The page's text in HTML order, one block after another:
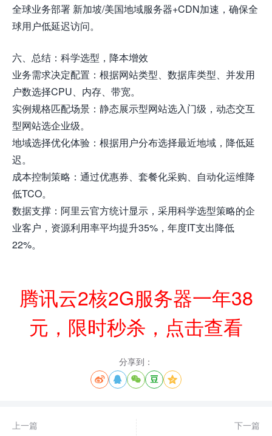
全球业务部署 新加坡/美国地域服务器+CDN加速，确保全
球用户低延迟访问。
六、总结：科学选型，降本增效
业务需求决定配置：根据网站类型、数据库类型、并发用
户数选择CPU、内存、带宽。
实例规格匹配场景：静态展示型网站选入门级，动态交互
型网站选企业级。
地域选择优化体验：根据用户分布选择最近地域，降低延
迟。
成本控制策略：通过优惠券、套餐化采购、自动化运维降
低TCO。
数据支撑：阿里云官方统计显示，采用科学选型策略的企
业客户，资源利用率平均提升35%，年度IT支出降低
22%。
腾讯云2核2G服务器一年38
元，限时秒杀，点击查看
分享到：
    
上一篇
下一篇